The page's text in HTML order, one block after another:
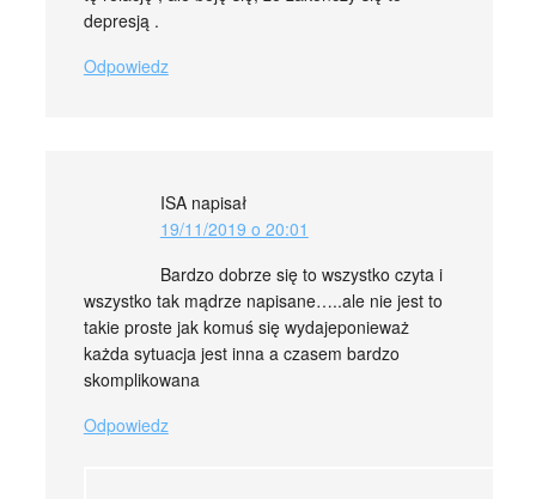
depresją .
Odpowiedz
ISA napisał
19/11/2019 o 20:01
Bardzo dobrze się to wszystko czyta i
wszystko tak mądrze napisane…..ale nie jest to
takie proste jak komuś się wydajeponieważ
każda sytuacja jest inna a czasem bardzo
skomplikowana
Odpowiedz